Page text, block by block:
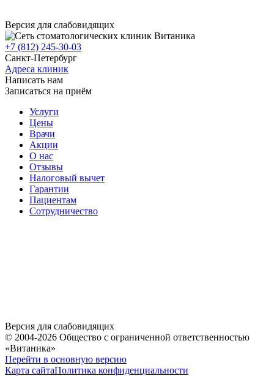
Версия для слабовидящих
+7 (812) 245-30-03
Санкт-Петербург
Адреса клиник
Написать нам
Записаться на приём
Услуги
Цены
Врачи
Акции
О нас
Отзывы
Налоговый вычет
Гарантии
Пациентам
Сотрудничество
Версия для слабовидящих
© 2004-2026 Общество с ограниченной ответственностью
«Витаника»
Перейти в основную версию
Карта сайтаПолитика конфиденциальности